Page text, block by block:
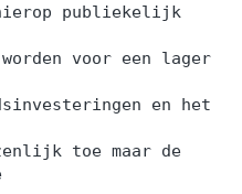
publiekelijk
voor een lager
en het
toe maar de